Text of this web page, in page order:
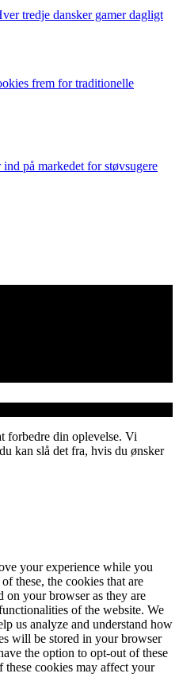
tredje dansker gamer dagligt
frem for traditionelle
på markedet for støvsugere
forbedre din oplevelse. Vi
kan slå det fra, hvis du ønsker
your experience while you
these, the cookies that are
on your browser as they are
of the website. We
us analyze and understand how
will be stored in your browser
the option to opt-out of these
cookies may affect your